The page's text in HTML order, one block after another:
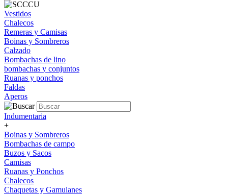
Vestidos
Chalecos
Remeras y Camisas
Boinas y Sombreros
Calzado
Bombachas de lino
bombachas y conjuntos
Ruanas y ponchos
Faldas
Aperos
Indumentaria
+
Boinas y Sombreros
Bombachas de campo
Buzos y Sacos
Camisas
Ruanas y Ponchos
Chalecos
Chaquetas y Gamulanes